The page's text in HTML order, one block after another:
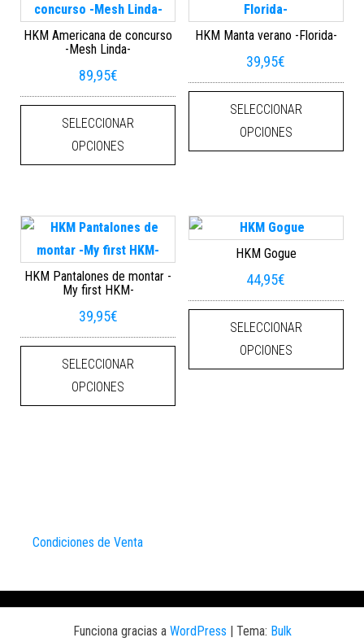
HKM Americana de concurso
-Mesh Linda-
89,95€
SELECCIONAR
OPCIONES
Este producto tiene múltiples
HKM Manta verano -Florida-
39,95€
SELECCIONAR
OPCIONES
HKM Pantalones de montar -
My first HKM-
39,95€
SELECCIONAR
OPCIONES
Este producto tiene múltiples
HKM Gogue
44,95€
SELECCIONAR
OPCIONES
Condiciones de Venta
Funciona gracias a WordPress Tema: Bulk